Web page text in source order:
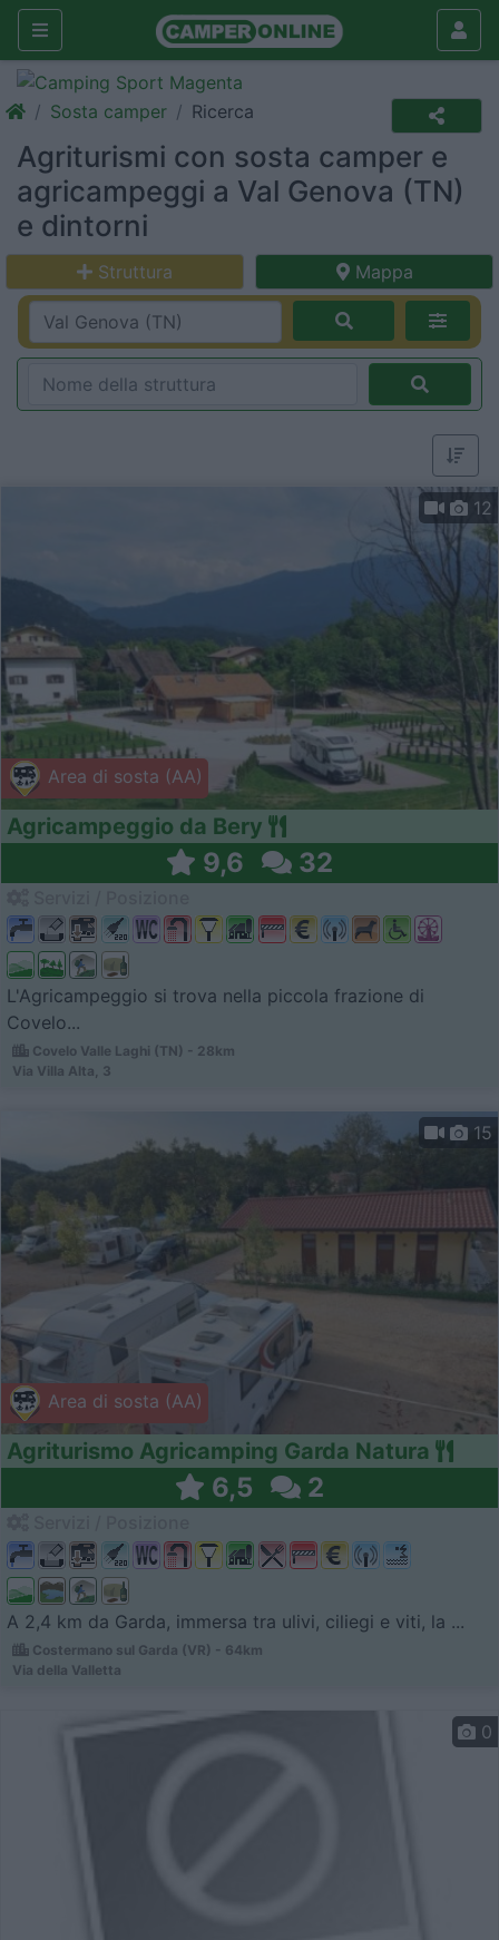
Sosta camper Ricerca
Agriturismi con sosta camper e
agricampeggi a Val Genova (TN)
e dintorni
Struttura Mappa
Area di sosta (AA)
12
Agricampeggio da Bery
9,6 32
L'Agricampeggio si trova nella piccola frazione di
Covelo...
Covelo Valle Laghi (TN) - 28km
Via Villa Alta, 3
Area di sosta (AA)
15
Agriturismo Agricamping Garda Natura
6,5 2
A 2,4 km da Garda, immersa tra ulivi, ciliegi e viti, la ...
Costermano sul Garda (VR) - 64km
Via della Valletta
0